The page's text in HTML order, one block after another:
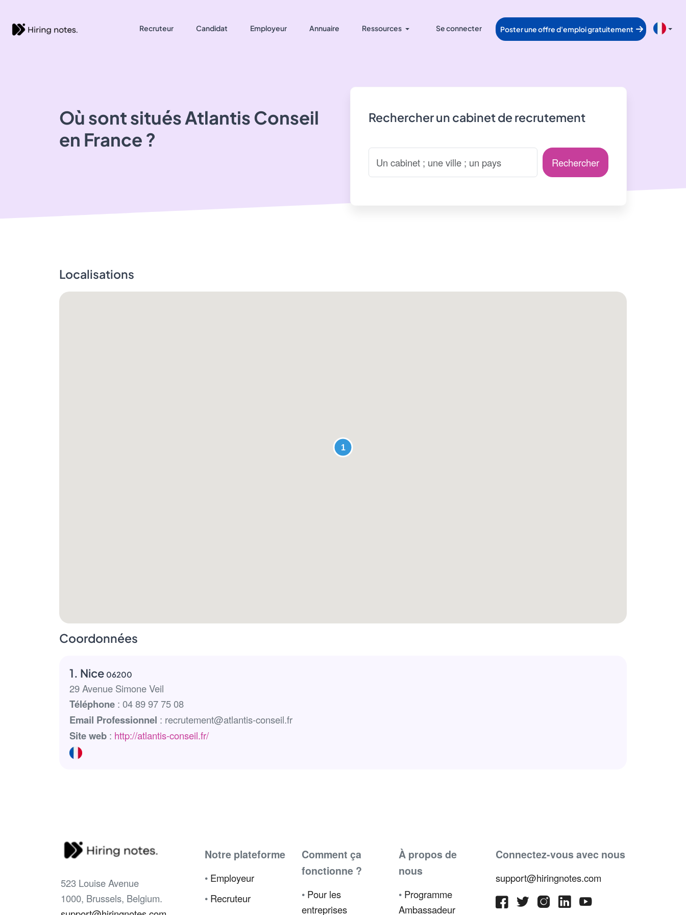
Recruteur Candidat Employeur Annuaire Ressources Se connecter Poster une offre d'emploi gratuitement
Où sont situésAtlantis Conseil
en France ?
Rechercher un cabinet de recrutement
Rechercher
Localisations
Coordonnées
1. Nice 06200
29 Avenue Simone Veil
Téléphone: 04 89 97 75 08
Email Professionnel : recrutement@atlantis-conseil.fr
Site web: http://atlantis-conseil.fr/
523 Louise Avenue
1000, Brussels, Belgium.
Notre plateforme
• Employeur
• Recruteur
Comment ça
fonctionne ?
• Pour les
entreprises
À propos de
nous
• Programme
Ambassadeur
Connectez-vous avec nous
support@hiringnotes.com